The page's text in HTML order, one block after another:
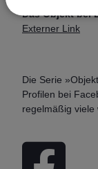
Das Objekt bei
Externer Link
Die Serie
Profilen bei
regelmäßig viele